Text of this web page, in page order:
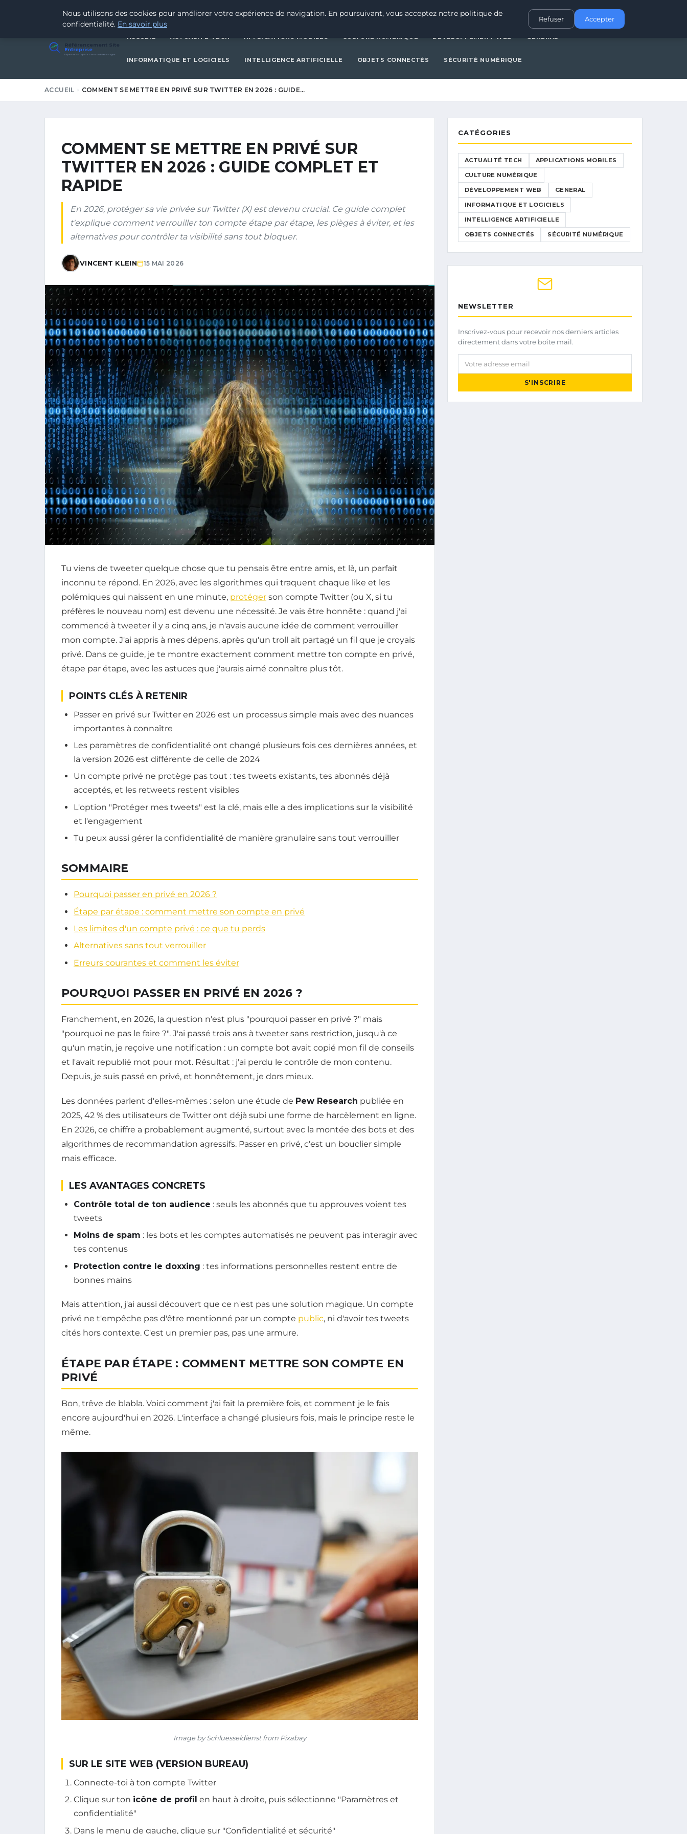
15 MAI 2026 APPLICATIONS MOBILES CULTURE NUMÉRIQUEDÉVELOPPEMENT WEB
Référencement Site
Entreprise
Expertise SEO pour votre visibilité en ligne
ACCUEIL ACTUALITÉ TECH APPLICATIONS MOBILES CULTURE NUMÉRIQUE DÉVELOPPEMENT WEB GENERAL
INFORMATIQUE ET LOGICIELS INTELLIGENCE ARTIFICIELLE OBJETS CONNECTÉS SÉCURITÉ NUMÉRIQUE
ACCUEIL COMMENT SE METTRE EN PRIVÉ SUR TWITTER EN 2026 : GUIDE…
COMMENT SE METTRE EN PRIVÉ SUR
TWITTER EN 2026 : GUIDE COMPLET ET
RAPIDE
En 2026, protéger sa vie privée sur Twitter (X) est devenu crucial. Ce guide complet
t'explique comment verrouiller ton compte étape par étape, les pièges à éviter, et les
alternatives pour contrôler ta visibilité sans tout bloquer.
VINCENT KLEIN 15 MAI 2026
Tu viens de tweeter quelque chose que tu pensais être entre amis, et là, un parfait
inconnu te répond. En 2026, avec les algorithmes qui traquent chaque like et les
polémiques qui naissent en une minute, protéger son compte Twitter (ou X, si tu
préfères le nouveau nom) est devenu une nécessité. Je vais être honnête : quand j'ai
commencé à tweeter il y a cinq ans, je n'avais aucune idée de comment verrouiller
mon compte. J'ai appris à mes dépens, après qu'un troll ait partagé un fil que je croyais
privé. Dans ce guide, je te montre exactement comment mettre ton compte en privé,
étape par étape, avec les astuces que j'aurais aimé connaître plus tôt.
POINTS CLÉS À RETENIR
Passer en privé sur Twitter en 2026 est un processus simple mais avec des nuances
importantes à connaître
Les paramètres de confidentialité ont changé plusieurs fois ces dernières années, et
la version 2026 est différente de celle de 2024
Un compte privé ne protège pas tout : tes tweets existants, tes abonnés déjà
acceptés, et les retweets restent visibles
L'option "Protéger mes tweets" est la clé, mais elle a des implications sur la visibilité
et l'engagement
Tu peux aussi gérer la confidentialité de manière granulaire sans tout verrouiller
SOMMAIRE
Pourquoi passer en privé en 2026 ?
Étape par étape : comment mettre son compte en privé
Les limites d'un compte privé : ce que tu perds
Alternatives sans tout verrouiller
Erreurs courantes et comment les éviter
POURQUOI PASSER EN PRIVÉ EN 2026 ?
Franchement, en 2026, la question n'est plus "pourquoi passer en privé ?" mais
"pourquoi ne pas le faire ?". J'ai passé trois ans à tweeter sans restriction, jusqu'à ce
qu'un matin, je reçoive une notification : un compte bot avait copié mon fil de conseils
et l'avait republié mot pour mot. Résultat : j'ai perdu le contrôle de mon contenu.
Depuis, je suis passé en privé, et honnêtement, je dors mieux.
Les données parlent d'elles-mêmes : selon une étude de Pew Research publiée en
2025, 42 % des utilisateurs de Twitter ont déjà subi une forme de harcèlement en ligne.
En 2026, ce chiffre a probablement augmenté, surtout avec la montée des bots et des
algorithmes de recommandation agressifs. Passer en privé, c'est un bouclier simple
mais efficace.
LES AVANTAGES CONCRETS
Contrôle total de ton audience : seuls les abonnés que tu approuves voient tes
tweets
Moins de spam : les bots et les comptes automatisés ne peuvent pas interagir avec
tes contenus
Protection contre le doxxing : tes informations personnelles restent entre de
bonnes mains
Mais attention, j'ai aussi découvert que ce n'est pas une solution magique. Un compte
privé ne t'empêche pas d'être mentionné par un compte public, ni d'avoir tes tweets
cités hors contexte. C'est un premier pas, pas une armure.
ÉTAPE PAR ÉTAPE : COMMENT METTRE SON COMPTE EN
PRIVÉ
Bon, trêve de blabla. Voici comment j'ai fait la première fois, et comment je le fais
encore aujourd'hui en 2026. L'interface a changé plusieurs fois, mais le principe reste le
même.
Image by Schluesseldienst from Pixabay
SUR LE SITE WEB (VERSION BUREAU)
Connecte-toi à ton compte Twitter
Clique sur ton icône de profil en haut à droite, puis sélectionne "Paramètres et
confidentialité"
Dans le menu de gauche, clique sur "Confidentialité et sécurité"
CATÉGORIES
ACTUALITÉ TECH APPLICATIONS MOBILES
CULTURE NUMÉRIQUE
DÉVELOPPEMENT WEB GENERAL
INFORMATIQUE ET LOGICIELS
INTELLIGENCE ARTIFICIELLE
OBJETS CONNECTÉS SÉCURITÉ NUMÉRIQUE
NEWSLETTER
Inscrivez-vous pour recevoir nos derniers articles
directement dans votre boîte mail.
Votre adresse email
S'INSCRIRE
Nous utilisons des cookies pour améliorer votre expérience de navigation. En poursuivant, vous acceptez notre politique de
confidentialité. En savoir plus
Refuser Accepter